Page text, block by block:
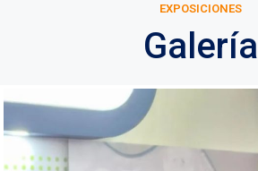
EXPOSICIONES
Galería